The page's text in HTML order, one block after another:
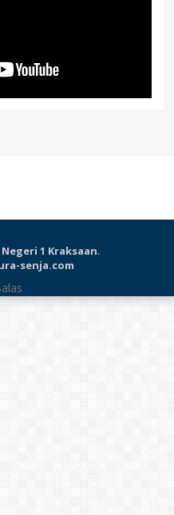
Negeri 1 Kraksaan.
senja.com